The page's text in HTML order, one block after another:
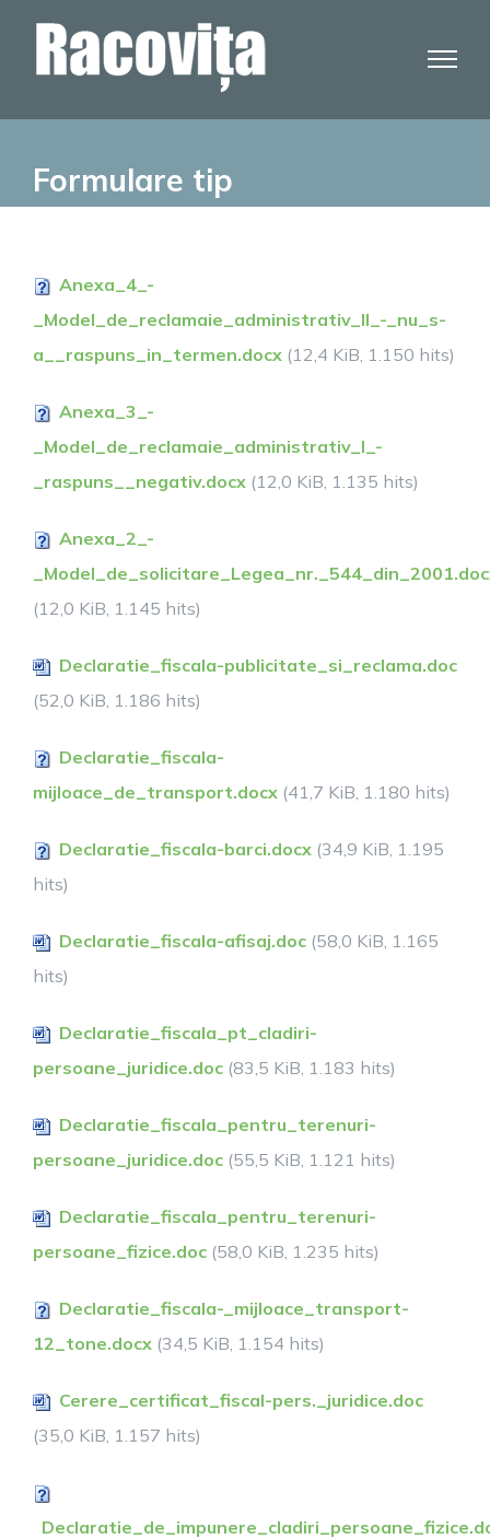
Formulare tip
Anexa_4_-
_Model_de_reclamaie_administrativ_II_-_nu_s-
a__raspuns_in_termen.docx (12,4 KiB, 1.150 hits)
Anexa_3_-
_Model_de_reclamaie_administrativ_I_-
_raspuns__negativ.docx (12,0 KiB, 1.135 hits)
Anexa_2_-
(12,0 KiB, 1.145 hits)
Declaratie_fiscala-publicitate_si_reclama.doc
(52,0 KiB, 1.186 hits)
Declaratie_fiscala-
mijloace_de_transport.docx (41,7 KiB, 1.180 hits)
Declaratie_fiscala-barci.docx (34,9 KiB, 1.195
hits)
Declaratie_fiscala-afisaj.doc (58,0 KiB, 1.165
hits)
Declaratie_fiscala_pt_cladiri-
persoane_juridice.doc (83,5 KiB, 1.183 hits)
Declaratie_fiscala_pentru_terenuri-
persoane_juridice.doc (55,5 KiB, 1.121 hits)
Declaratie_fiscala_pentru_terenuri-
persoane_fizice.doc (58,0 KiB, 1.235 hits)
Declaratie_fiscala-_mijloace_transport-
12_tone.docx (34,5 KiB, 1.154 hits)
Cerere_certificat_fiscal-pers._juridice.doc
(35,0 KiB, 1.157 hits)